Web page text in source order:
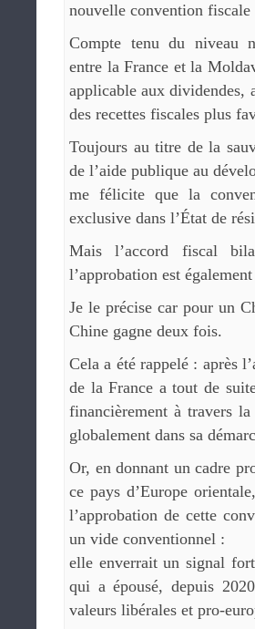
nouvelle convention
Compte tenu du niveau
entre la France et la
applicable aux dividendes,
des recettes fiscales plus
Toujours au titre de la
de l’aide publique au
me félicite que la
exclusive dans l’État de
Mais l’accord fiscal
l’approbation est
Je le précise car pour un
Chine gagne deux fois.
Cela a été rappelé : après
de la France a tout de
financièrement à travers
globalement dans sa
Or, en donnant un cadre
ce pays d’Europe
l’approbation de cette
un vide conventionnel :
elle enverrait un signal
qui a épousé, depuis
valeurs libérales et pro-